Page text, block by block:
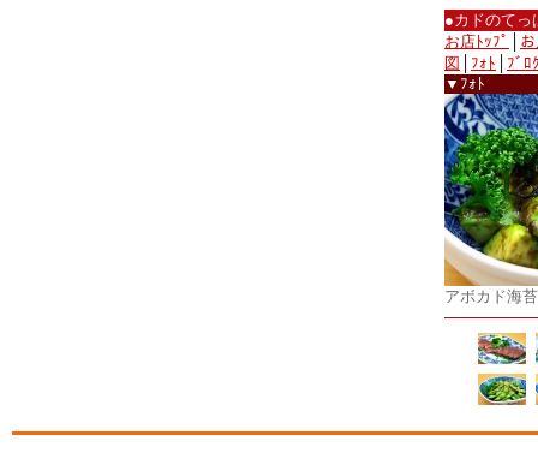
●カドのて
お店ﾄｯﾌﾟ
図
ﾌｫﾄ
ﾌﾞﾛ
▼ﾌｫﾄ
アボカド海苔